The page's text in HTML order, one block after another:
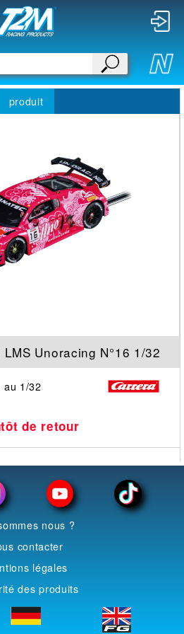
produit
Unoracing N°16 1/32
au 1/32
de retour
nous ?
contacter
légales
des produits